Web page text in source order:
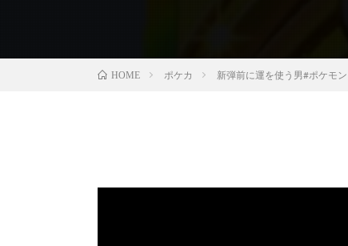
HOME ポケカ 新弾前に運を使う男#ポケモ